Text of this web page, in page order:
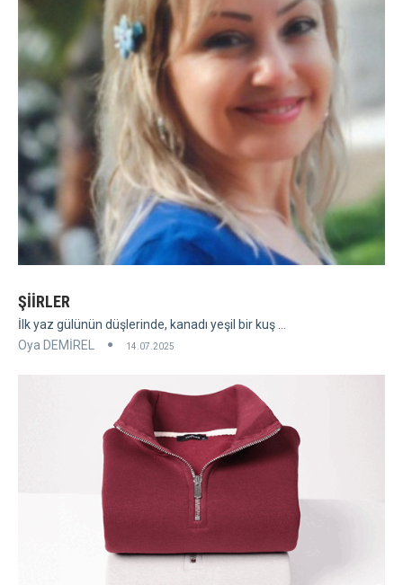
ŞİİRLER
İlk yaz gülünün düşlerinde, kanadı yeşil bir kuş ...
Oya DEMİREL
14.07.2025